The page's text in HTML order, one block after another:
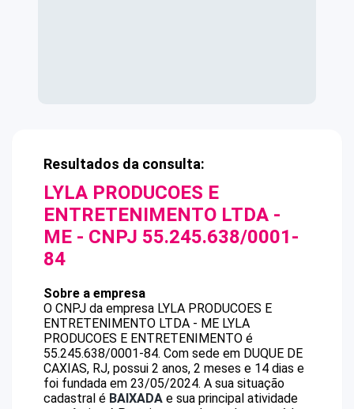
Resultados da consulta:
LYLA PRODUCOES E
ENTRETENIMENTO LTDA -
ME - CNPJ 55.245.638/0001-
84
Sobre a empresa
O CNPJ da empresa LYLA PRODUCOES E
ENTRETENIMENTO LTDA - ME LYLA
PRODUCOES E ENTRETENIMENTO é
55.245.638/0001-84. Com sede em DUQUE DE
CAXIAS, RJ, possui 2 anos, 2 meses e 14 dias e
foi fundada em 23/05/2024. A sua situação
cadastral é BAIXADA e sua principal atividade